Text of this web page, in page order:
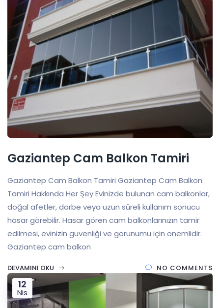
Gaziantep Cam Balkon Tamiri
Gaziantep Cam Balkon Tamiri Gaziantep Cam Balkon
Tamiri Hakkında Her Şey Evinizde bulunan cam balkonlar,
doğal afetler, darbe veya uzun süreli kullanım sonucu
hasar görebilir. Hasar gören cam balkonlarınızın tamir
edilmesi, evinizin güvenliği ve görünümü için önemlidir.
Gaziantep cam balkon
DEVAMINI OKU NO COMMENTS
12
Nis